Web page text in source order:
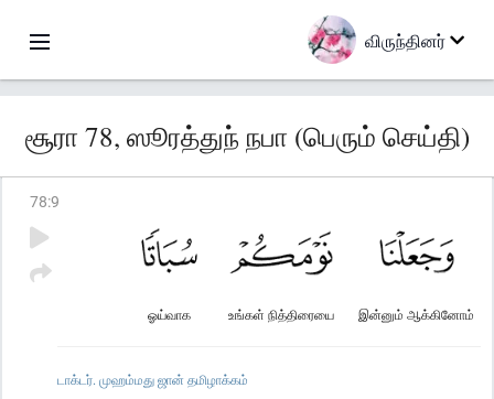
விருந்தினர்
சூரா 78, ஸூரத்துந் நபா (பெரும் செய்தி)
78:9
இன்னும் ஆக்கினோம்
உங்கள் நித்திரையை
ஓய்வாக
டாக்டர். முஹம்மது ஜான் தமிழாக்கம்